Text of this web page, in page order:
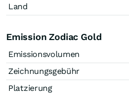
Land
Emission Zodiac Gold
Emissionsvolumen
Zeichnungsgebühr
Platzierung